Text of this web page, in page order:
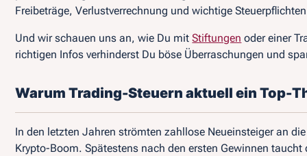
Freibeträge, Verlustverrechnung und wichtige
Und wir schauen uns an, wie Du mitStiftungen oder einer
richtigen Infos verhinderst Du böse Überraschungen und
Warum Trading-Steuern aktuell ein Top-
In den letzten Jahren strömten zahllose Neueinsteiger an
Krypto-Boom. Spätestens nach den ersten Gewinnen